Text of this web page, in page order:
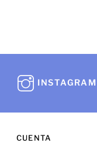
INSTAGRAM
CUENTA